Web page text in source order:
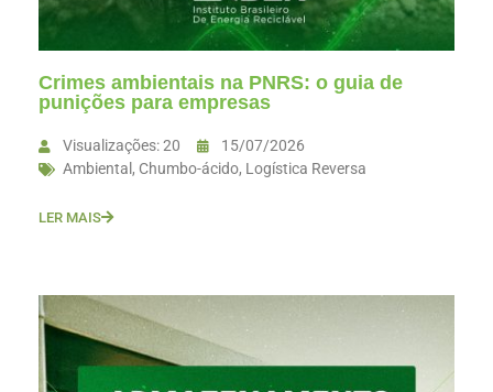
Crimes ambientais na PNRS: o guia de
punições para empresas
Visualizações: 20
15/07/2026
Ambiental , Chumbo-ácido, Logística Reversa
LER MAIS